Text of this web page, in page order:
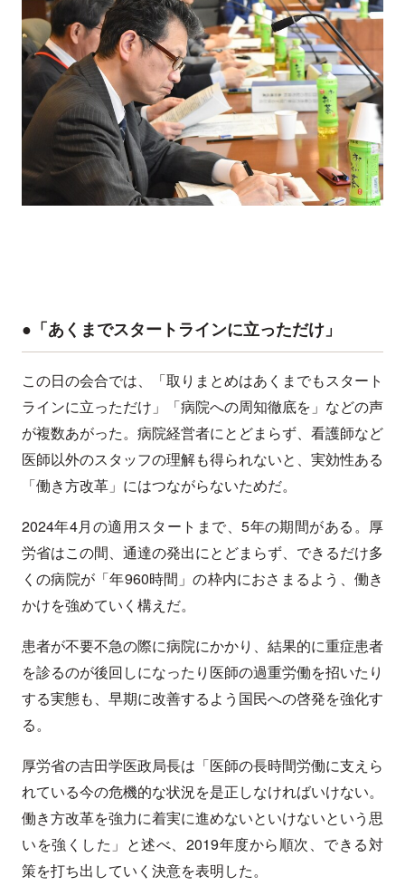
●「あくまでスタートラインに立っただけ」
この日の会合では、「取りまとめはあくまでもスタート
ラインに立っただけ」「病院への周知徹底を」などの声
が複数あがった。病院経営者にとどまらず、看護師など
医師以外のスタッフの理解も得られないと、実効性ある
「働き方改革」にはつながらないためだ。
2024年4月の適用スタートまで、5年の期間がある。厚
労省はこの間、通達の発出にとどまらず、できるだけ多
くの病院が「年960時間」の枠内におさまるよう、働き
かけを強めていく構えだ。
患者が不要不急の際に病院にかかり、結果的に重症患者
を診るのが後回しになったり医師の過重労働を招いたり
する実態も、早期に改善するよう国民への啓発を強化す
る。
厚労省の吉田学医政局長は「医師の長時間労働に支えら
れている今の危機的な状況を是正しなければいけない。
働き方改革を強力に着実に進めないといけないという思
いを強くした」と述べ、2019年度から順次、できる対
策を打ち出していく決意を表明した。